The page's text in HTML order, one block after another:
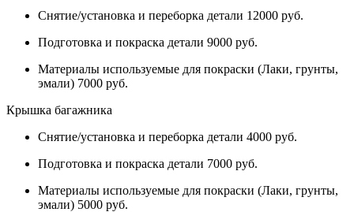
Снятие/установка и переборка детали 12000 руб.
Подготовка и покраска детали 9000 руб.
Материалы используемые для покраски (Лаки, грунты,
эмали) 7000 руб.
Крышка багажника
Снятие/установка и переборка детали 4000 руб.
Подготовка и покраска детали 7000 руб.
Материалы используемые для покраски (Лаки, грунты,
эмали) 5000 руб.